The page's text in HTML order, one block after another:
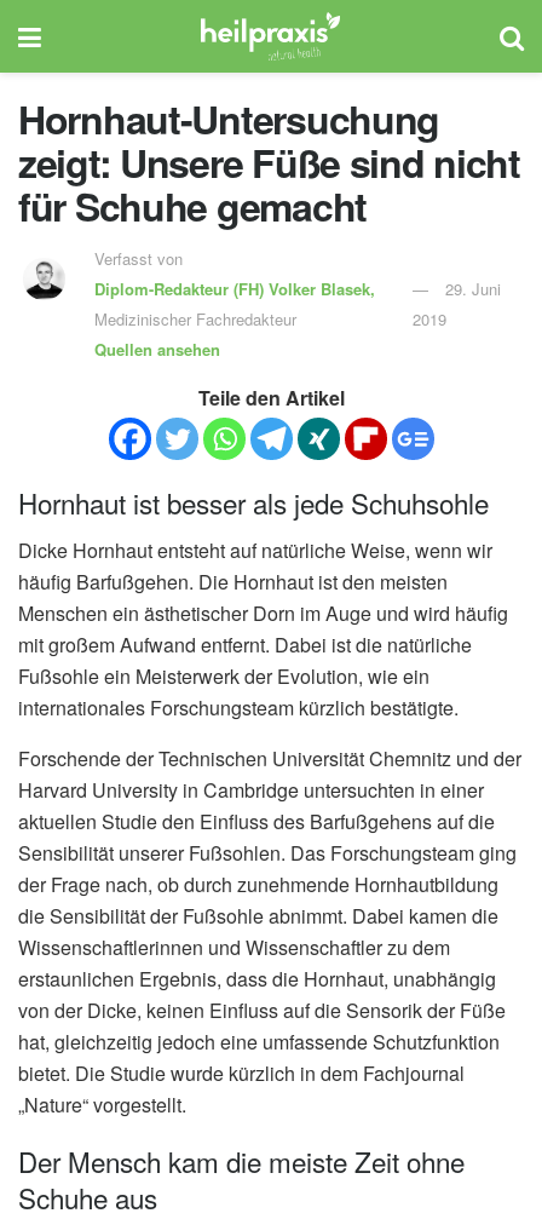
Hornhaut-Untersuchung
zeigt: Unsere Füße sind nicht
für Schuhe gemacht
Verfasst von
Diplom-Redakteur (FH)Volker Blasek,
Medizinischer Fachredakteur
Quellen ansehen
29. Juni
2019
Teile den Artikel
Hornhaut ist besser als jede Schuhsohle
Dicke Hornhaut entsteht auf natürliche Weise, wenn wir
häufig Barfußgehen. Die Hornhaut ist den meisten
Menschen ein ästhetischer Dorn im Auge und wird häufig
mit großem Aufwand entfernt. Dabei ist die natürliche
Fußsohle ein Meisterwerk der Evolution, wie ein
internationales Forschungsteam kürzlich bestätigte.
Forschende der Technischen Universität Chemnitz und der
Harvard University in Cambridge untersuchten in einer
aktuellen Studie den Einfluss des Barfußgehens auf die
Sensibilität unserer Fußsohlen. Das Forschungsteam ging
der Frage nach, ob durch zunehmende Hornhautbildung
die Sensibilität der Fußsohle abnimmt. Dabei kamen die
Wissenschaftlerinnen und Wissenschaftler zu dem
erstaunlichen Ergebnis, dass die Hornhaut, unabhängig
von der Dicke, keinen Einfluss auf die Sensorik der Füße
hat, gleichzeitig jedoch eine umfassende Schutzfunktion
bietet. Die Studie wurde kürzlich in dem Fachjournal
„Nature“ vorgestellt.
Der Mensch kam die meiste Zeit ohne
Schuhe aus